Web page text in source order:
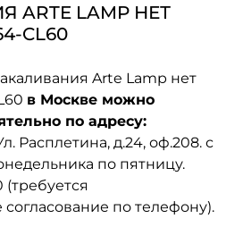
ARTE LAMP НЕТ
CL60
Arte Lamp нет
в Москве можно
по адресу:
Расплетина, д.24, оф.208. с
по пятницу.
(требуется
по телефону).